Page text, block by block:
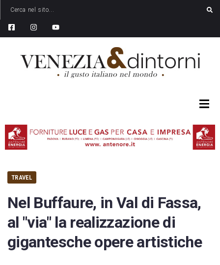
TRAVEL
Nel Buffaure, in Val di Fassa,
al "via" la realizzazione di
gigantesche opere artistiche